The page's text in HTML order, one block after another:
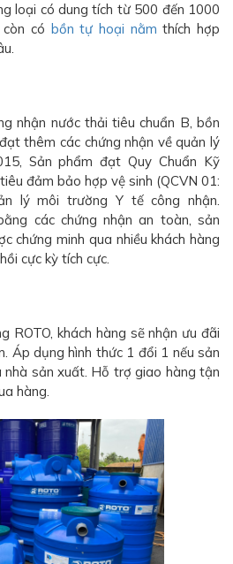
loại có dung tích từ 500 đến 1000
có bồn tự hoại nằm thích hợp
nhận nước thải tiêu chuẩn B, bồn
thêm các chứng nhận về quản lý
Sản phẩm đạt Quy Chuẩn Kỹ
đảm bảo hợp vệ sinh (QCVN 01:
lý môi trường Y tế công nhận.
các chứng nhận an toàn, sản
chứng minh qua nhiều khách hàng
cực kỳ tích cực.
ROTO, khách hàng sẽ nhận ưu đãi
Áp dụng hình thức 1 đổi 1 nếu sản
sản xuất. Hỗ trợ giao hàng tận
hàng.